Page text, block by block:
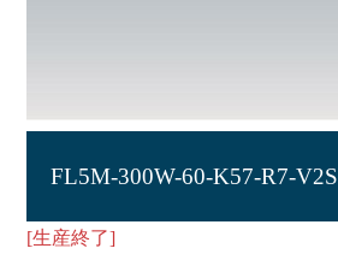
FL5M-300W-60-K57-R7-V2S
[生産終了]